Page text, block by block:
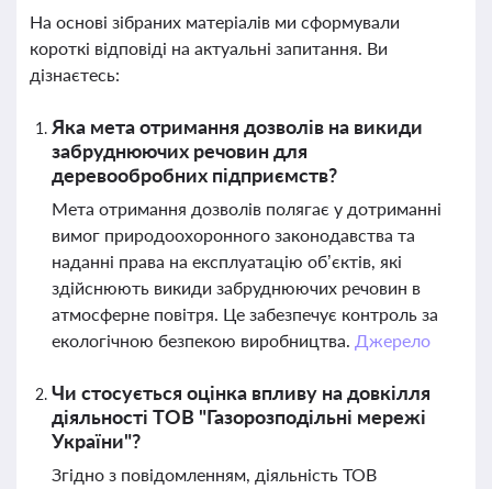
На основі зібраних матеріалів ми сформували
короткі відповіді на актуальні запитання. Ви
дізнаєтесь:
Яка мета отримання дозволів на викиди
забруднюючих речовин для
деревообробних підприємств?
Мета отримання дозволів полягає у дотриманні
вимог природоохоронного законодавства та
наданні права на експлуатацію об’єктів, які
здійснюють викиди забруднюючих речовин в
атмосферне повітря. Це забезпечує контроль за
екологічною безпекою виробництва. Джерело
Чи стосується оцінка впливу на довкілля
діяльності ТОВ "Газорозподільні мережі
України"?
Згідно з повідомленням, діяльність ТОВ